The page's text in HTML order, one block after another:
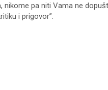
pa niti Vama ne
i prigovor”.